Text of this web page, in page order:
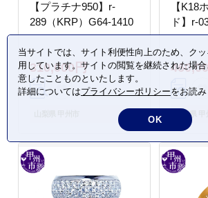
【プラチナ950】r-
289（KRP）G64-1410
310,000円
【K18
ド】r-
1410
山梨県 甲
当サイトでは、サイト利便性向上のため、ク
用しています。サイトの閲覧を継続された場
意したことものといたします。
詳細についてはプライバシーポリシーをお読み
OK